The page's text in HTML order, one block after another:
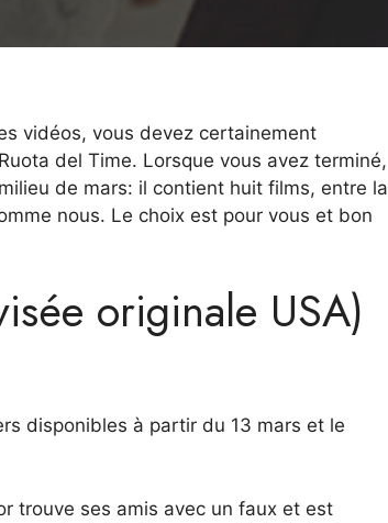
vidéos, vous devez certainement
del Time. Lorsque vous avez terminé,
de mars: il contient huit films, entre la
nous. Le choix est pour vous et bon
originale USA)
disponibles à partir du 13 mars et le
trouve ses amis avec un faux et est